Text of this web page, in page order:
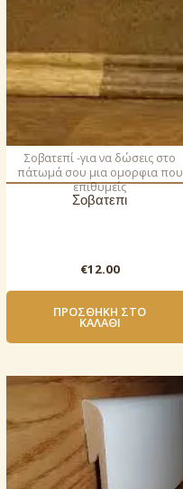
Σοβατεπί -για να δώσεις στο
πάτωμά σου μια ομορφια που
επιθυμείς
Σοβατεπι
€12.00
ΠΡΟΣΘΉΚΗ ΣΤΟ
ΚΑΛΆΘΙ